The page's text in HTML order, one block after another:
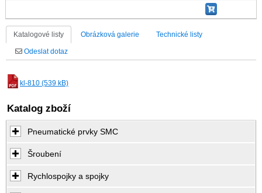
Katalogové listy Obrázková galerie Technické listy
Odeslat dotaz
kl-810 (539 kB)
Katalog zboží
Pneumatické prvky SMC
Šroubení
Rychlospojky a spojky